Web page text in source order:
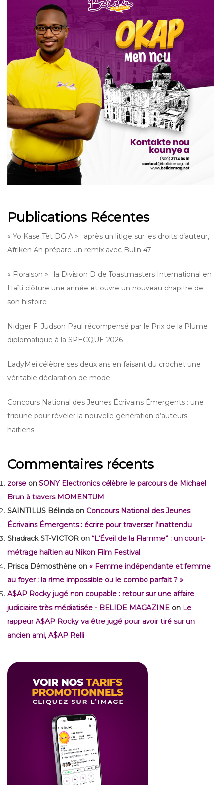
Publications Récentes
« Yo Kase Tèt DG A » : après un litige sur les droits d’auteur,
Afriken An prépare un remix avec Bulin 47
« Floraison » : la Division D de Toastmasters International en
Haïti clôture une année et ouvre un nouveau chapitre de
son histoire
Nidger F. Judson Paul récompensé par le Prix de la Plume
diplomatique à la SPECQUE 2026
LadyMeï célèbre ses deux ans en faisant du crochet une
véritable déclaration de mode
Concours National des Jeunes Écrivains Émergents : une
tribune pour révéler la nouvelle génération d’auteurs
haïtiens
Commentaires récents
zorse on SONY Electronics célèbre le parcours de Michael
Brun à travers MOMENTUM
SAINTILUS Bélinda on Concours National des Jeunes
Écrivains Émergents : écrire pour traverser l’inattendu
Shadrack ST-VICTOR on “L’Éveil de la Flamme” : un court-
métrage haïtien au Nikon Film Festival
Prisca Démosthène on « Femme indépendante et femme
au foyer : la rime impossible ou le combo parfait ? »
A$AP Rocky jugé non coupable : retour sur une affaire
judiciaire très médiatisée - BELIDE MAGAZINE on Le
rappeur A$AP Rocky va être jugé pour avoir tiré sur un
ancien ami, A$AP Relli